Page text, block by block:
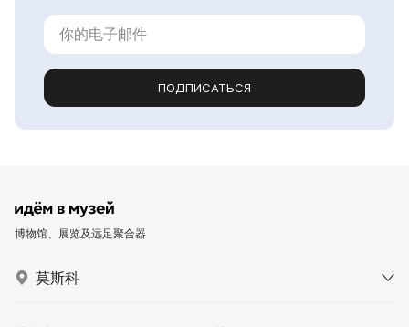
ПОДПИСАТЬСЯ
博物馆、展览及远足聚合器
莫斯科